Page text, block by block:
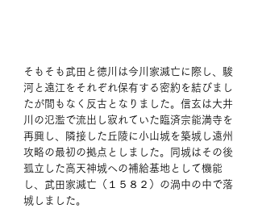
そもそも武田と徳川は今川家滅亡に際し、駿
河と遠江をそれぞれ保有する密約を結びまし
たが間もなく反古となりました。信玄は大井
川の氾濫で流出し寂れていた臨済宗能満寺を
再興し、隣接した丘陵に小山城を築城し遠州
攻略の最初の拠点としました。同城はその後
孤立した高天神城への補給基地として機能
し、武田家滅亡（１５８２）の渦中の中で落
城しました。